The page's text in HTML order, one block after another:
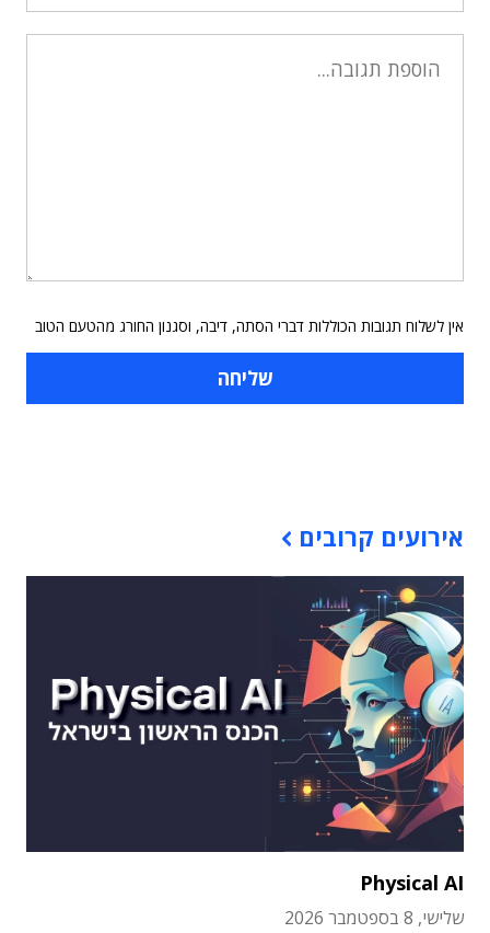
אין לשלוח תגובות הכוללות דברי הסתה, דיבה, וסגנון החורג מהטעם הטוב
אירועים קרובים
Physical AI
שלישי, 8 בספטמבר 2026